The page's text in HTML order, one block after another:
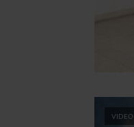
VIDEO